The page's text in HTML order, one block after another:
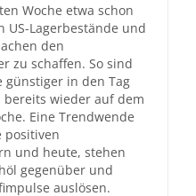
Woche etwa schon
US-Lagerbestände und
den
zu schaffen. So sind
günstiger in den Tag
wieder auf dem
Eine Trendwende
positiven
und heute, stehen
gegenüber und
auslösen.